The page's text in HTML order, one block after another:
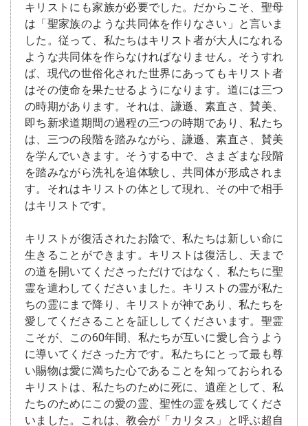
キリストにも家族が必要でした。だからこそ、聖母
は「聖家族のような共同体を作りなさい」と言いま
した。従って、私たちはキリスト者が大人になれる
ような共同体を作らなければなりません。そうすれ
ば、現代の世俗化された世界にあってもキリスト者
はその使命を果たせるようになります。道には三つ
の時期があります。それは、謙遜、素直さ、賛美、
即ち新求道期間の過程の三つの時期であり、私たち
は、三つの段階を踏みながら、謙遜、素直さ、賛美
を学んでいきます。そうする中で、さまざまな段階
を踏みながら洗礼を追体験し、共同体が形成されま
す。それはキリストの体として現れ、その中で相手
はキリストです。
キリストが復活されたお陰で、私たちは新しい命に
生きることができます。キリストは復活し、天まで
の道を開いてくださっただけではなく、私たちに聖
霊を遣わしてくださいました。キリストの霊が私た
ちの霊にまで降り、キリストが神であり、私たちを
愛してくださることを証ししてくださいます。聖霊
こそが、この60年間、私たちが互いに愛し合うよう
に導いてくださった方です。私たちにとって最も尊
い賜物は愛に満ちた心であることを知っておられる
キリストは、私たちのために死に、遺産として、私
たちのためにこの愛の霊、聖性の霊を残してくださ
いました。これは、教会が「カリタス」と呼ぶ超自